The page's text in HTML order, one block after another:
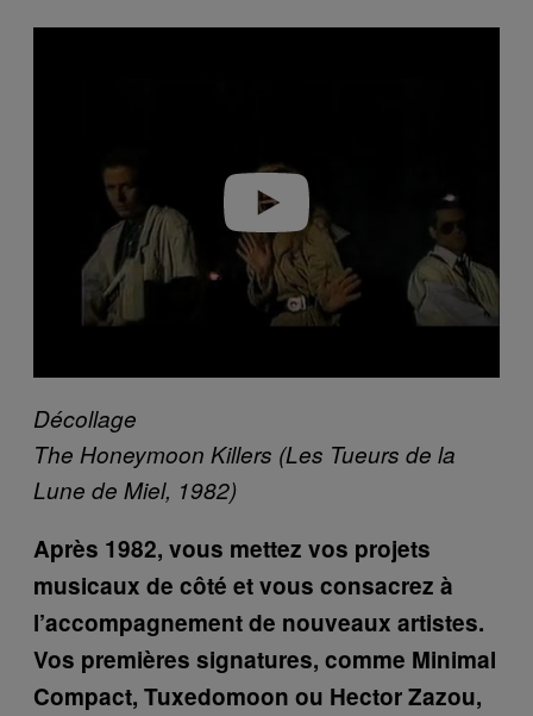
Play video
Décollage
The Honeymoon Killers (Les Tueurs de la
Lune de Miel, 1982)
Après 1982, vous mettez vos projets
musicaux de côté et vous consacrez à
l’accompagnement de nouveaux artistes.
Vos premières signatures, comme Minimal
Compact, Tuxedomoon ou Hector Zazou,